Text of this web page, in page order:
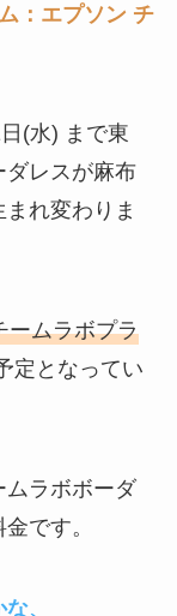
：エプソン チ
(水) まで東
ダレスが麻布
れ変わりま
ームラボプラ
定となってい
ムラボボーダ
です。
、